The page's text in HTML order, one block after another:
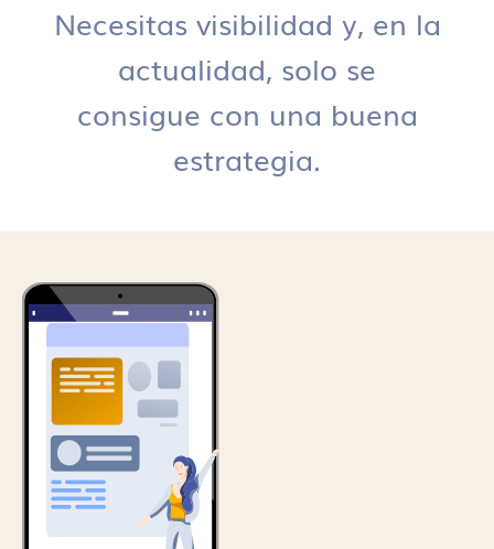
Necesitas visibilidad y, en la
actualidad, solo se
consigue con una buena
estrategia.